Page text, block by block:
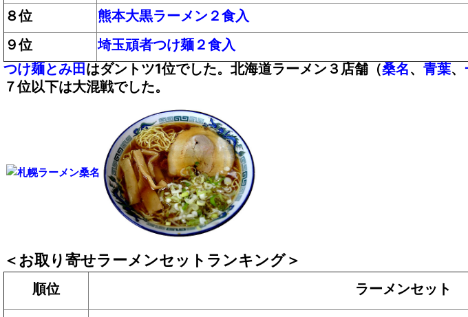
８位
熊本大黒ラーメン２食入
９位
埼玉頑者つけ麺２食入
つけ麺とみ田 はダントツ1位でした。北海道ラーメン３店舗（桑名、 青葉、
７位以下は大混戦でした。
＜お取り寄せラーメンセットランキング＞
順位 ラーメンセット